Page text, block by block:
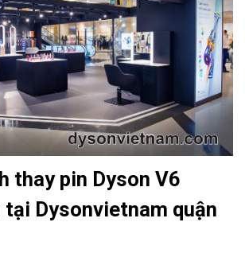
thay pin Dyson V6
tại Dysonvietnam quận